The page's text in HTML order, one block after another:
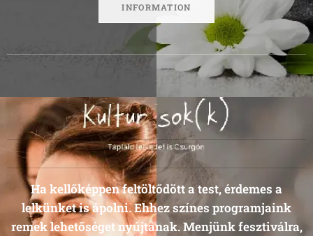
INFORMATION
Ha kellőképpen feltöltődött a test, érdemes a
lelkünket is ápolni. Ehhez színes programjaink
remek lehetőséget nyújtanak. Menjünk fesztiválra,